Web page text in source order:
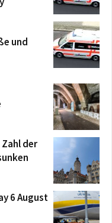
und
der
6 August